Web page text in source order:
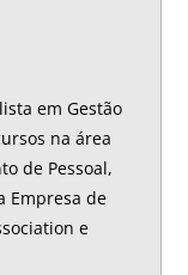
em Gestão
na área
de Pessoal,
Empresa de
e